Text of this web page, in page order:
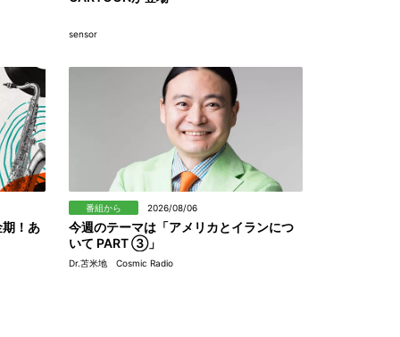
sensor
！あ
番組から 2026/08/06
今週のテーマは「アメリカとイランにつ
いて PART ③」
Dr.苫米地 Cosmic Radio